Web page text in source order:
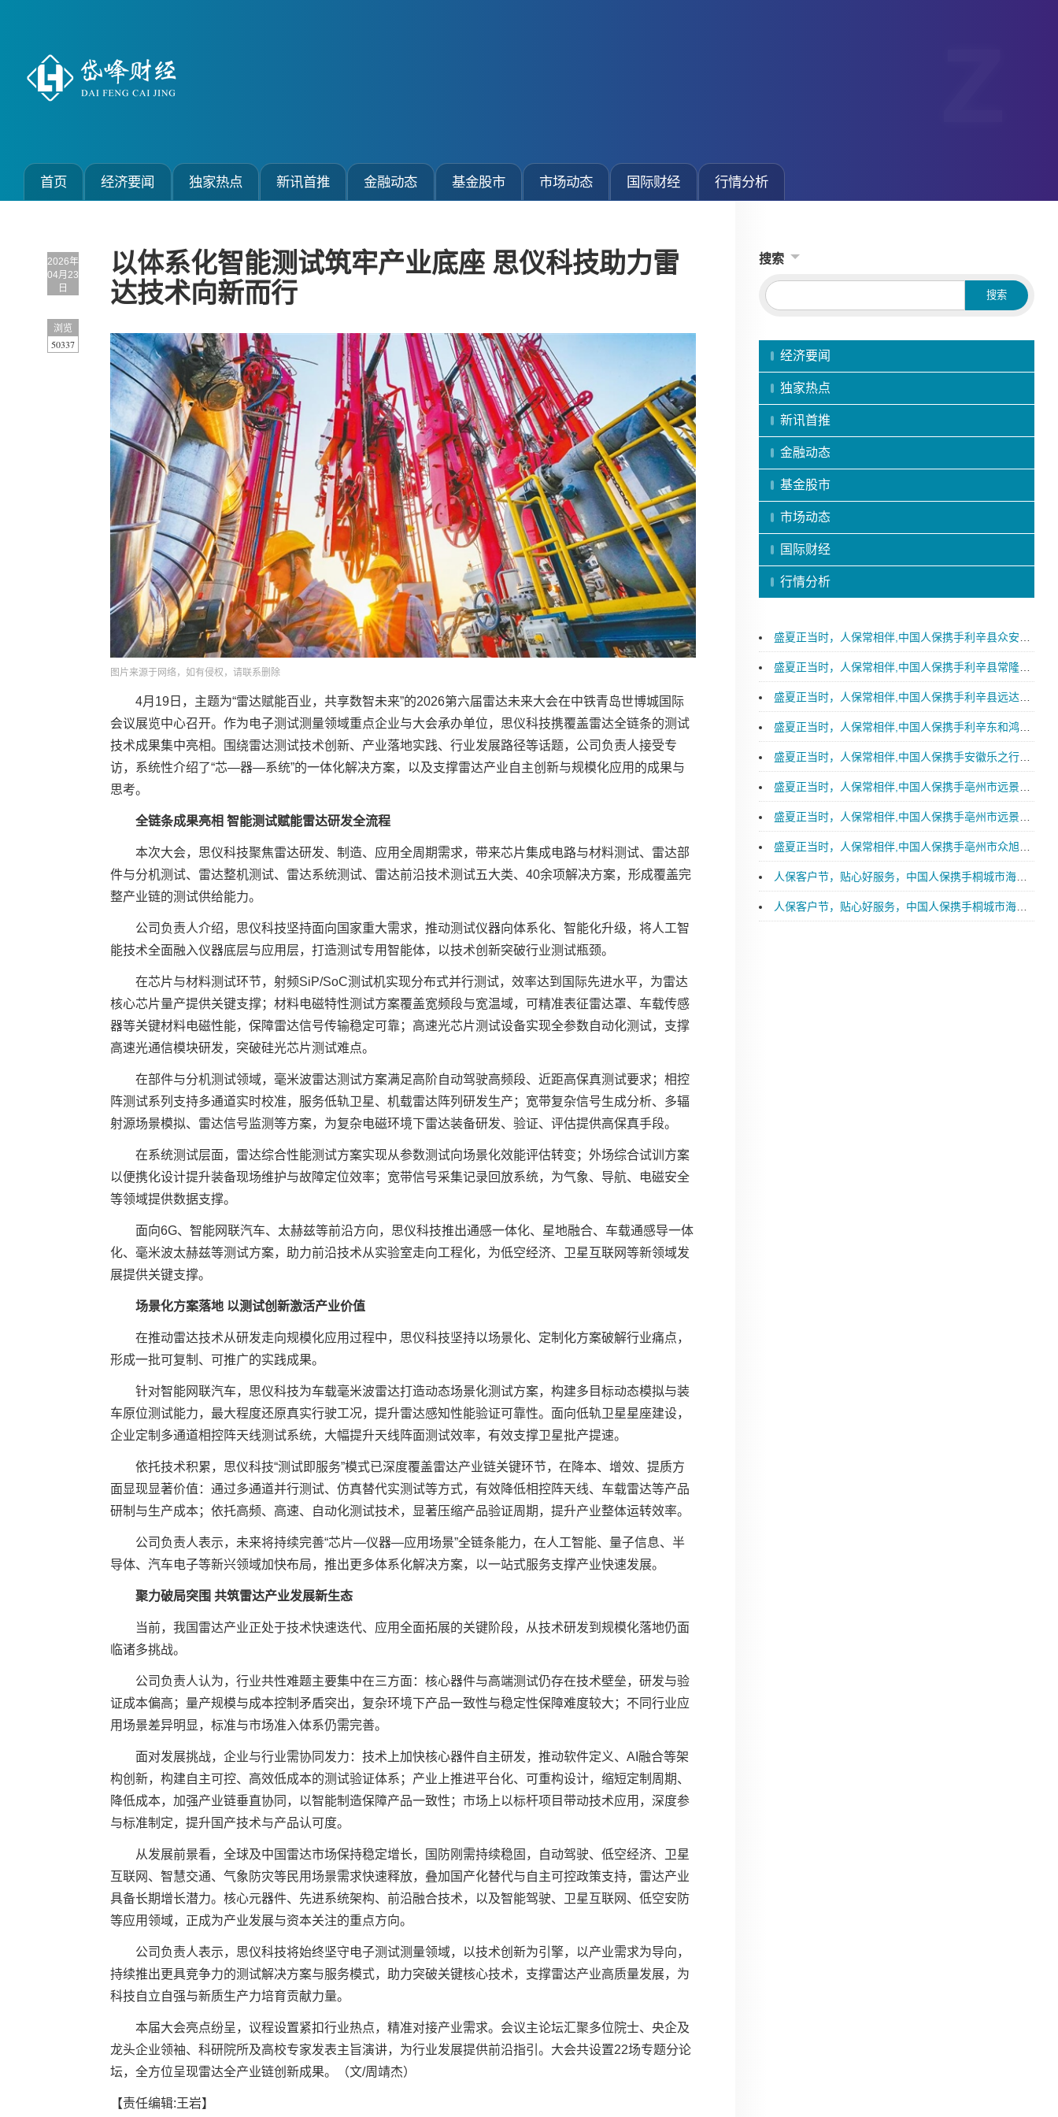
首页 经济要闻 独家热点 新讯首推 金融动态 基金股市 市场动态 国际财经 行情分析
以体系化智能测试筑牢产业底座 思仪科技助力雷
达技术向新而行
2026年
04月23
日
图片来源于网络，如有侵权，请联系删除
4月19日，主题为“雷达赋能百业，共享数智未来”的2026第六届雷达未来大会在中铁青岛世博城国际
会议展览中心召开。作为电子测试测量领域重点企业与大会承办单位，思仪科技携覆盖雷达全链条的测试
技术成果集中亮相。围绕雷达测试技术创新、产业落地实践、行业发展路径等话题，公司负责人接受专
访，系统性介绍了“芯—器—系统”的一体化解决方案，以及支撑雷达产业自主创新与规模化应用的成果与
思考。
全链条成果亮相 智能测试赋能雷达研发全流程
本次大会，思仪科技聚焦雷达研发、制造、应用全周期需求，带来芯片集成电路与材料测试、雷达部
件与分机测试、雷达整机测试、雷达系统测试、雷达前沿技术测试五大类、40余项解决方案，形成覆盖完
整产业链的测试供给能力。
公司负责人介绍，思仪科技坚持面向国家重大需求，推动测试仪器向体系化、智能化升级，将人工智
能技术全面融入仪器底层与应用层，打造测试专用智能体，以技术创新突破行业测试瓶颈。
在芯片与材料测试环节，射频SiP/SoC测试机实现分布式并行测试，效率达到国际先进水平，为雷达
核心芯片量产提供关键支撑；材料电磁特性测试方案覆盖宽频段与宽温域，可精准表征雷达罩、车载传感
器等关键材料电磁性能，保障雷达信号传输稳定可靠；高速光芯片测试设备实现全参数自动化测试，支撑
高速光通信模块研发，突破硅光芯片测试难点。
在部件与分机测试领域，毫米波雷达测试方案满足高阶自动驾驶高频段、近距高保真测试要求；相控
阵测试系列支持多通道实时校准，服务低轨卫星、机载雷达阵列研发生产；宽带复杂信号生成分析、多辐
射源场景模拟、雷达信号监测等方案，为复杂电磁环境下雷达装备研发、验证、评估提供高保真手段。
在系统测试层面，雷达综合性能测试方案实现从参数测试向场景化效能评估转变；外场综合试训方案
以便携化设计提升装备现场维护与故障定位效率；宽带信号采集记录回放系统，为气象、导航、电磁安全
等领域提供数据支撑。
面向6G、智能网联汽车、太赫兹等前沿方向，思仪科技推出通感一体化、星地融合、车载通感导一体
化、毫米波太赫兹等测试方案，助力前沿技术从实验室走向工程化，为低空经济、卫星互联网等新领域发
展提供关键支撑。
场景化方案落地 以测试创新激活产业价值
在推动雷达技术从研发走向规模化应用过程中，思仪科技坚持以场景化、定制化方案破解行业痛点，
形成一批可复制、可推广的实践成果。
针对智能网联汽车，思仪科技为车载毫米波雷达打造动态场景化测试方案，构建多目标动态模拟与装
车原位测试能力，最大程度还原真实行驶工况，提升雷达感知性能验证可靠性。面向低轨卫星星座建设，
企业定制多通道相控阵天线测试系统，大幅提升天线阵面测试效率，有效支撑卫星批产提速。
依托技术积累，思仪科技“测试即服务”模式已深度覆盖雷达产业链关键环节，在降本、增效、提质方
面显现显著价值：通过多通道并行测试、仿真替代实测试等方式，有效降低相控阵天线、车载雷达等产品
研制与生产成本；依托高频、高速、自动化测试技术，显著压缩产品验证周期，提升产业整体运转效率。
公司负责人表示，未来将持续完善“芯片—仪器—应用场景”全链条能力，在人工智能、量子信息、半
导体、汽车电子等新兴领域加快布局，推出更多体系化解决方案，以一站式服务支撑产业快速发展。
聚力破局突围 共筑雷达产业发展新生态
当前，我国雷达产业正处于技术快速迭代、应用全面拓展的关键阶段，从技术研发到规模化落地仍面
临诸多挑战。
公司负责人认为，行业共性难题主要集中在三方面：核心器件与高端测试仍存在技术壁垒，研发与验
证成本偏高；量产规模与成本控制矛盾突出，复杂环境下产品一致性与稳定性保障难度较大；不同行业应
用场景差异明显，标准与市场准入体系仍需完善。
面对发展挑战，企业与行业需协同发力：技术上加快核心器件自主研发，推动软件定义、AI融合等架
构创新，构建自主可控、高效低成本的测试验证体系；产业上推进平台化、可重构设计，缩短定制周期、
降低成本，加强产业链垂直协同，以智能制造保障产品一致性；市场上以标杆项目带动技术应用，深度参
与标准制定，提升国产技术与产品认可度。
从发展前景看，全球及中国雷达市场保持稳定增长，国防刚需持续稳固，自动驾驶、低空经济、卫星
互联网、智慧交通、气象防灾等民用场景需求快速释放，叠加国产化替代与自主可控政策支持，雷达产业
具备长期增长潜力。核心元器件、先进系统架构、前沿融合技术，以及智能驾驶、卫星互联网、低空安防
等应用领域，正成为产业发展与资本关注的重点方向。
公司负责人表示，思仪科技将始终坚守电子测试测量领域，以技术创新为引擎，以产业需求为导向，
持续推出更具竞争力的测试解决方案与服务模式，助力突破关键核心技术，支撑雷达产业高质量发展，为
科技自立自强与新质生产力培育贡献力量。
本届大会亮点纷呈，议程设置紧扣行业热点，精准对接产业需求。会议主论坛汇聚多位院士、央企及
龙头企业领袖、科研院所及高校专家发表主旨演讲，为行业发展提供前沿指引。大会共设置22场专题分论
坛，全方位呈现雷达全产业链创新成果。（文/周靖杰）
【责任编辑:王岩】
浏览
50337
搜索
经济要闻
独家热点
新讯首推
金融动态
基金股市
市场动态
国际财经
行情分析
盛夏正当时，人保常相伴,中国人保携手利辛县众安汽车购车嘉年华
盛夏正当时，人保常相伴,中国人保携手利辛县常隆汽车购车嘉年华
盛夏正当时，人保常相伴,中国人保携手利辛县远达汽车购车嘉年华
盛夏正当时，人保常相伴,中国人保携手利辛东和鸿淼汽车购车嘉年华
盛夏正当时，人保常相伴,中国人保携手安徽乐之行汽车购车嘉年华
盛夏正当时，人保常相伴,中国人保携手亳州市远景特润汽车购车嘉年华
盛夏正当时，人保常相伴,中国人保携手亳州市远景星润汽车购车嘉年华
盛夏正当时，人保常相伴,中国人保携手亳州市众旭新能源汽车购车嘉年华
人保客户节，贴心好服务，中国人保携手桐城市海青汽车购车嘉年华
人保客户节，贴心好服务，中国人保携手桐城市海青汽车续保团购会